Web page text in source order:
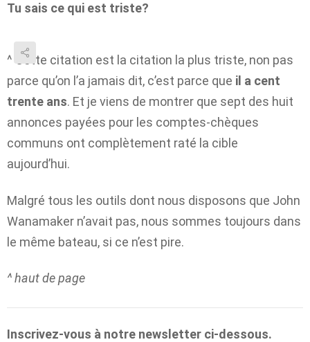
Tu sais ce qui est triste?
^ Cette citation est la citation la plus triste, non pas
parce qu’on l’a jamais dit, c’est parce que il a cent
trente ans. Et je viens de montrer que sept des huit
annonces payées pour les comptes-chèques
communs ont complètement raté la cible
aujourd’hui.
Malgré tous les outils dont nous disposons que John
Wanamaker n’avait pas, nous sommes toujours dans
le même bateau, si ce n’est pire.
^ haut de page
Inscrivez-vous à notre newsletter ci-dessous.